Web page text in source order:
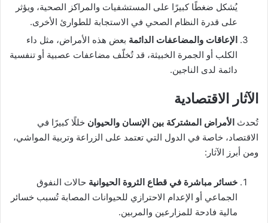
يُشكل ضغطًا كبيرًا على المستشفيات والمراكز الصحية، ويؤثر
على قدرة النظام الصحي في الاستجابة للطوارئ الأخرى.
الإعاقات والمضاعفات الدائمة بعض هذه الأمراض، مثل داء
الكلب أو الجمرة الخبيثة، قد تُخلّف مضاعفات عصبية أو تنفسية
دائمة لدى الناجين.
الآثار الاقتصادية
تُحدث الأمراض المشتركة بين الإنسان والحيوان خللًا كبيرًا في
الاقتصاد، خاصة في الدول التي تعتمد على الزراعة وتربية المواشي،
ومن أبرز الآثار:
خسائر مباشرة في قطاع الثروة الحيوانية حالات النفوق
الجماعي أو الإعدام الاحترازي للحيوانات المصابة تُسبب خسائر
مالية فادحة للمزارعين والمربين.